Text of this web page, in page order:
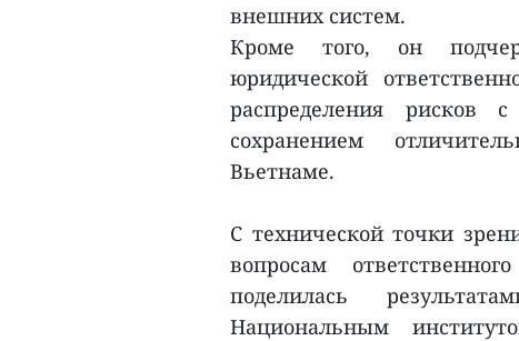
внешних систем.
Кроме того, он
юридической
распределения рисков
сохранением
Вьетнаме.
С технической точки
вопросам
поделилась
Национальным